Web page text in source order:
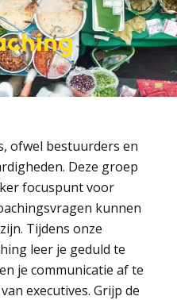
ofwel bestuurders en
Deze groep
focuspunt voor
kunnen
Tijdens onze
leer je geduld te
je communicatie af te
executives. Grijp de